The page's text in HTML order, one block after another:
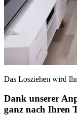
Das Losziehen wird
Dank unserer
ganz nach Ihren